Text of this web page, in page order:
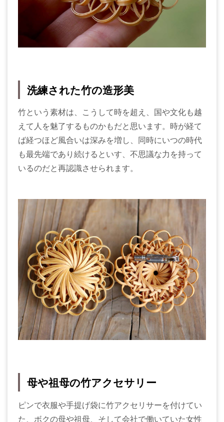
洗練された竹の造形美
竹という素材は、こうして時を超え、国や文化も越
えて人を魅了するものかもだと思います。時が経て
ば経つほど風合いは深みを増し、同時にいつの時代
も最先端であり続けるといす、不思議な力を持って
いるのだと再認識させられます。
母や祖母の竹アクセサリー
ピンで衣服や手提げ袋に竹アクセリサーを付けてい
た、ボクの母や祖母、そして会社で働いていた女性